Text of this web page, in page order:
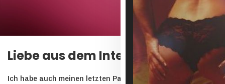
Liebe aus dem Internet!
Ich habe auch meinen letzten Partner durch das Internet